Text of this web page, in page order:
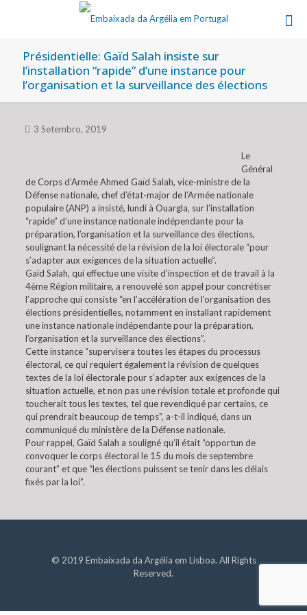
Présidentielle: Gaïd Salah insiste sur
l’installation “rapide” d’une instance pour
l’organisation et la surveillance des élections
3 Setembro, 2019
Le
Général
de Corps d’Armée Ahmed Gaïd Salah, vice-ministre de la
Défense nationale, chef d’état-major de l’Armée nationale
populaire (ANP) a insisté, lundi à Ouargla, sur l’installation
“rapide” d’une instance nationale indépendante pour la
préparation, l’organisation et la surveillance des élections,
soulignant la nécessité de la révision de la loi électorale “pour
s’adapter aux exigences de la situation actuelle”.
Gaïd Salah, qui effectue une visite d’inspection et de travail à la
4ème Région militaire, a renouvelé son appel pour concrétiser
l’approche qui consiste “en l’accélération de l’organisation des
élections présidentielles, notamment en installant rapidement
une instance nationale indépendante pour la préparation,
l’organisation et la surveillance des élections”.
Cette instance “supervisera toutes les étapes du processus
électoral, ce qui requiert également la révision de quelques
textes de la loi électorale pour s’adapter aux exigences de la
situation actuelle, et non pas une révision totale et profonde qui
toucherait tous les textes, tel que revendiqué par certains, ce
qui prendrait beaucoup de temps”, a-t-il indiqué, dans un
communiqué du ministère de la Défense nationale.
Pour rappel, Gaïd Salah a souligné qu’il était “opportun de
convoquer le corps électoral le 15 du mois de septembre
courant” et que “les élections puissent se tenir dans les délais
fixés par la loi”.
© 2019 Embaixada da Argélia em Lisboa. All Rights
Reserved.